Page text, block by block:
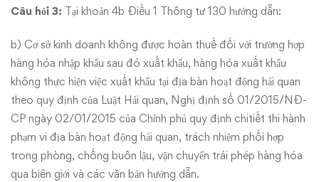
Câu hỏi 3: Tại khoản 4b Điều 1 Thông tư 130 hướng dẫn:
b) Cơ sở kinh doanh không được hoàn thuế đối với trường hợp
hàng hóa nhập khẩu sau đó xuất khẩu, hàng hóa xuất khẩu
không thực hiện việc xuất khẩu tại địa bàn hoạt động hải quan
theo quy định của Luật Hải quan, Nghị định số 01/2015/NĐ-
CP ngày 02/01/2015 của Chính phủ quy định chitiết thi hành
phạm vi địa bàn hoạt động hải quan, trách nhiệm phối hợp
trong phòng, chống buôn lậu, vận chuyển trái phép hàng hóa
qua biên giới và các văn bản hướng dẫn.